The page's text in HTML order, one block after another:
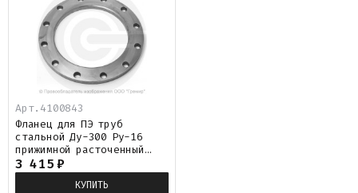
Арт. 4100843
Фланец для ПЭ труб
стальной Ду-300 Ру-16
прижимной расточенный
(Dвн 338мм) под втулку Дн
315 SDR11 Т22
3 415₽
КУПИТЬ